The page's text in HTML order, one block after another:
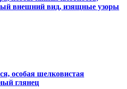
внешний вид, изящные узоры
особая шелковистая
глянец